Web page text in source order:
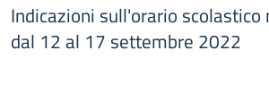
Indicazioni sull'orario
dal 12 al 17 settembre 2022